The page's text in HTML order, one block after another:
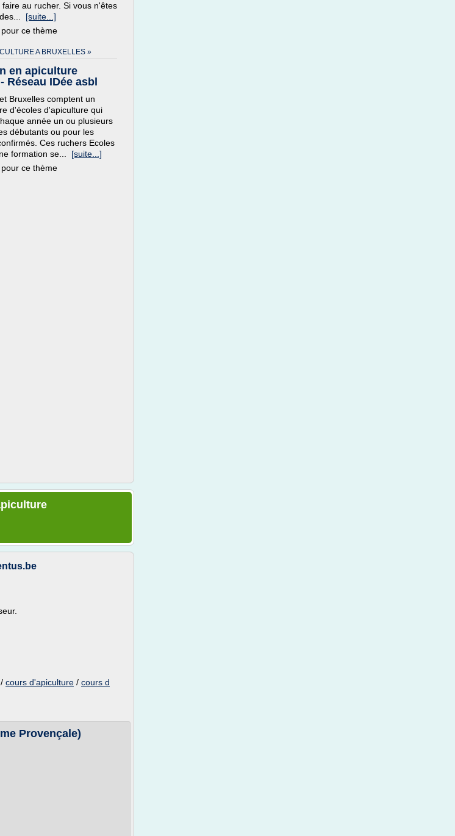
au rucher. Si vous n'êtes
[suite...]
pour ce thème
A BRUXELLES »
en apiculture
Réseau IDée asbl
Bruxelles comptent un
d'écoles d'apiculture qui
année un ou plusieurs
débutants ou pour les
Ces ruchers Ecoles
formation se... [suite...]
pour ce thème
/ cours d'apiculture / cours d
Provençale)